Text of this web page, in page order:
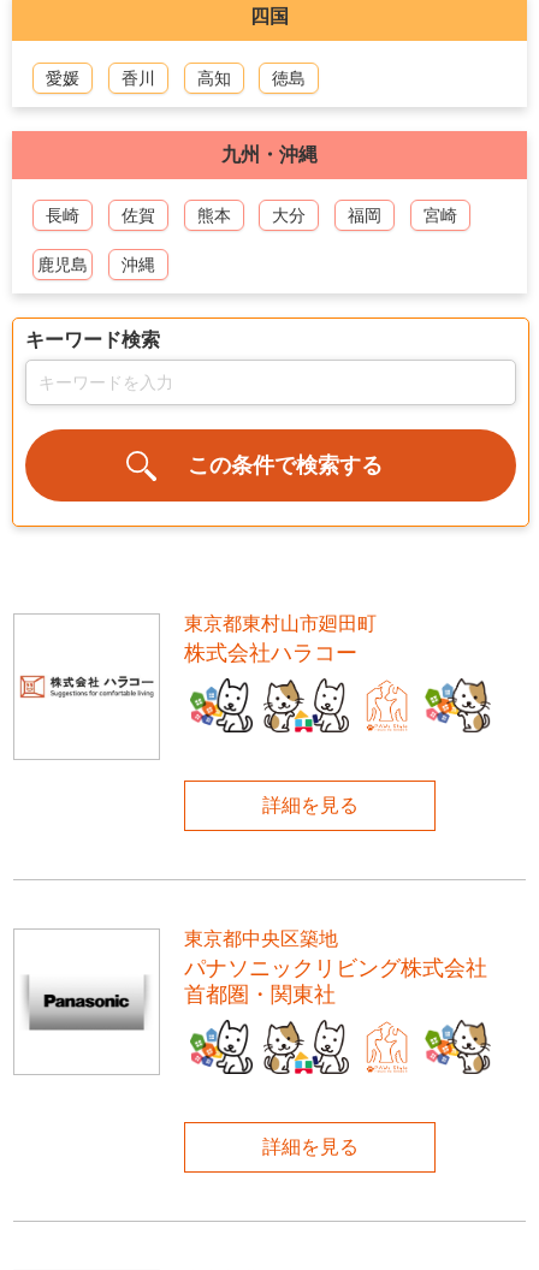
四国
愛媛 香川 高知 徳島
九州・沖縄
長崎 佐賀 熊本 大分 福岡 宮崎
鹿児島 沖縄
キーワード検索
東京都東村山市廻田町
株式会社ハラコー
詳細を見る
東京都中央区築地
パナソニックリビング株式会社
首都圏・関東社
詳細を見る